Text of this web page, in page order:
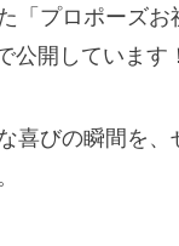
「プロポーズお
公開しています
喜びの瞬間を、